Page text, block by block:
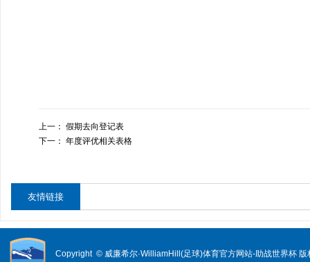
上一： 假期去向登记表
下一： 年度评优相关表格
友情链接
Copyright © 威廉希尔·WilliamHill(足球)体育官方网站-助战世界杯